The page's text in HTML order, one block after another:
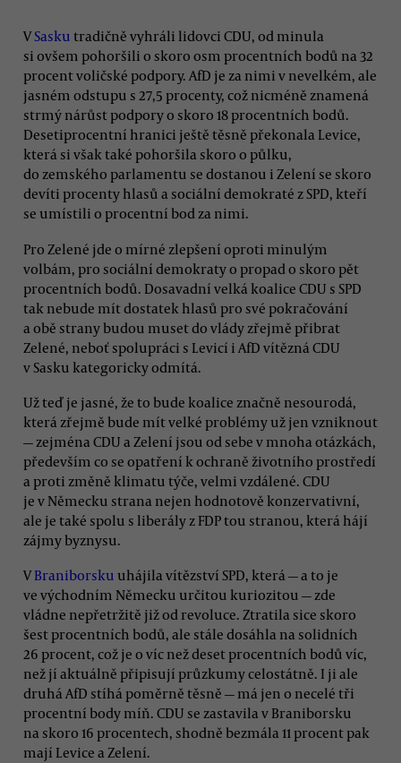
VSasku tradičně vyhráli lidovci CDU, od minula
si ovšem pohoršili o skoro osm procentních bodů na 32
procent voličské podpory. AfD je za nimi v nevelkém, ale
jasném odstupu s 27,5 procenty, což nicméně znamená
strmý nárůst podpory o skoro 18 procentních bodů.
Desetiprocentní hranici ještě těsně překonala Levice,
která si však také pohoršila skoro o půlku,
do zemského parlamentu se dostanou i Zelení se skoro
devíti procenty hlasů a sociální demokraté z SPD, kteří
se umístili o procentní bod za nimi.
Pro Zelené jde o mírné zlepšení oproti minulým
volbám, pro sociální demokraty o propad o skoro pět
procentních bodů. Dosavadní velká koalice CDU s SPD
tak nebude mít dostatek hlasů pro své pokračování
a obě strany budou muset do vlády zřejmě přibrat
Zelené, neboť spolupráci s Levicí i AfD vítězná CDU
v Sasku kategoricky odmítá.
Už teď je jasné, že to bude koalice značně nesourodá,
která zřejmě bude mít velké problémy už jen vzniknout
— zejména CDU a Zelení jsou od sebe v mnoha otázkách,
především co se opatření k ochraně životního prostředí
a proti změně klimatu týče, velmi vzdálené. CDU
je v Německu strana nejen hodnotově konzervativní,
ale je také spolu s liberály z FDP tou stranou, která hájí
zájmy byznysu.
VBraniborsku uhájila vítězství SPD, která — a to je
ve východním Německu určitou kuriozitou — zde
vládne nepřetržitě již od revoluce. Ztratila sice skoro
šest procentních bodů, ale stále dosáhla na solidních
26 procent, což je o víc než deset procentních bodů víc,
než jí aktuálně připisují průzkumy celostátně. I ji ale
druhá AfD stíhá poměrně těsně — má jen o necelé tři
procentní body míň. CDU se zastavila v Braniborsku
na skoro 16 procentech, shodně bezmála 11 procent pak
mají Levice a Zelení.